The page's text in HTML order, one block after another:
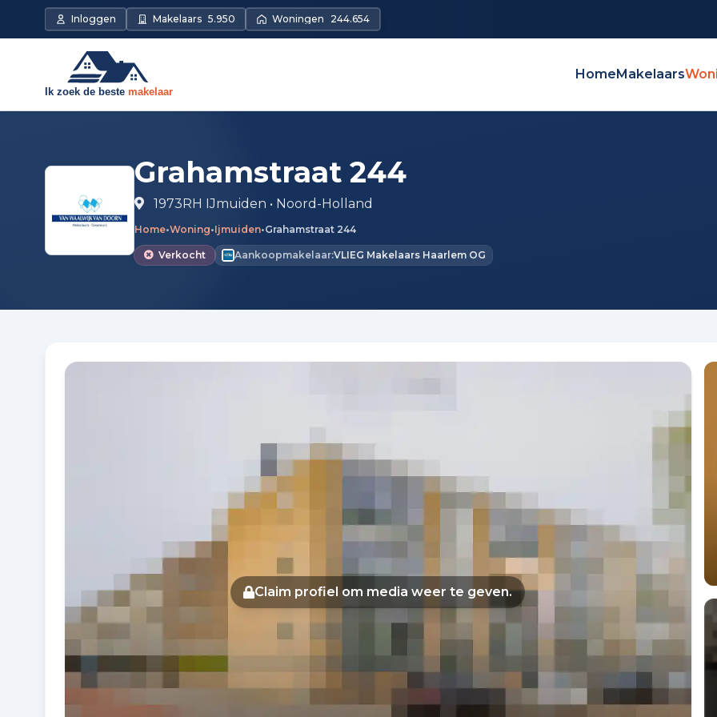
Direct naar de inhoud
Inloggen Makelaars 5.950 Woningen 244.654
HomeMakelaars
Grahamstraat 244
1973RH IJmuiden • Noord-Holland
Home•Woning•Ijmuiden•Grahamstraat 244
Verkocht Aankoopmakelaar:VLIEG Makelaars Haarlem OG
Fotogalerij
Claim profiel om media weer te geven.